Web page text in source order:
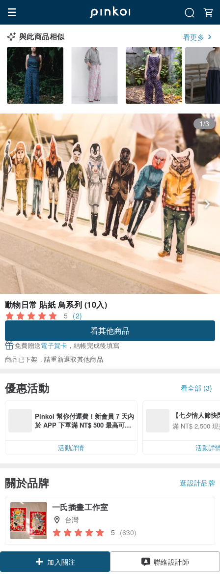
與此商品相似 看更多
1/3
動物日常 貼紙 鳥系列 (10入)
5 (2)
看其他商品
免費贈送電子賀卡 ，結帳完成後填寫
商品已下架，請重新選取其他商品
優惠活動 看全部 (3)
Pinkoi 幫你付運費！新會員 7 天內
於 APP 下單滿 NT$ 500 最高可折
活動詳情
【七夕情人節
用 APP 購買任
00 現折 NT$100
滿 NT$ 2,500
活動詳
關於品牌 逛設計品牌
一氏插畫工作室
台灣
5 (630)
加入關注 聯絡設計師